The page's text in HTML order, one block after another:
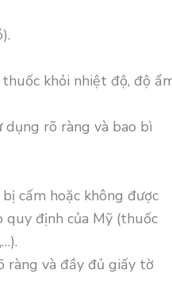
khỏi nhiệt độ, độ
rõ ràng và bao bì
cấm hoặc không được
định của Mỹ (thuốc
ràng và đầy đủ giấy tờ